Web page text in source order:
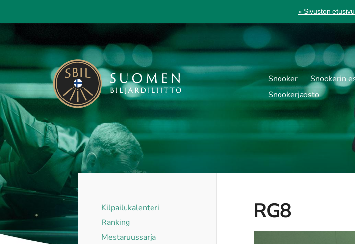
sivun
« Sivuston
Suomen Biljardiliitto ry
Snooker Snookerin
Snookerjaosto
Kilpailukalenteri
Ranking
Mestaruussarja
RG8